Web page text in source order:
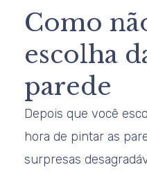
Como
escolha
parede
Depois que você
hora de pintar as
surpresas